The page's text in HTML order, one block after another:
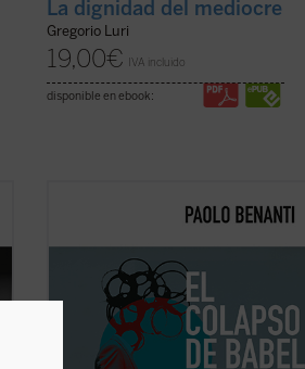
La dignidad del mediocre
Gregorio Luri
19,00€ IVA incluido
disponible en ebook:
El colapso de Babel, el teólogo y
nos invita a reflexionar sobre el colapso
de la utopía digital. Es una invitación a
pensar en el papel de la tecnología en
nuestras vidas y en la construcción ...(ver